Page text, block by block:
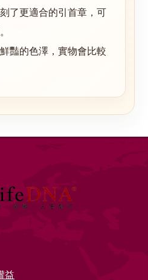
了更適合的引首章 ，可
豔的色澤，實物會比較
益